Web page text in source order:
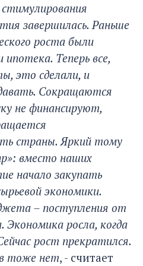
завершилась. Раньше
роста были
Теперь все,
это сделали, и
Сокращаются
не финансируют,
страны. Яркий тому
вместо наших
начало закупать
экономики.
– поступления от
Экономика росла, когда
рост прекратился.
тоже нет, - считает